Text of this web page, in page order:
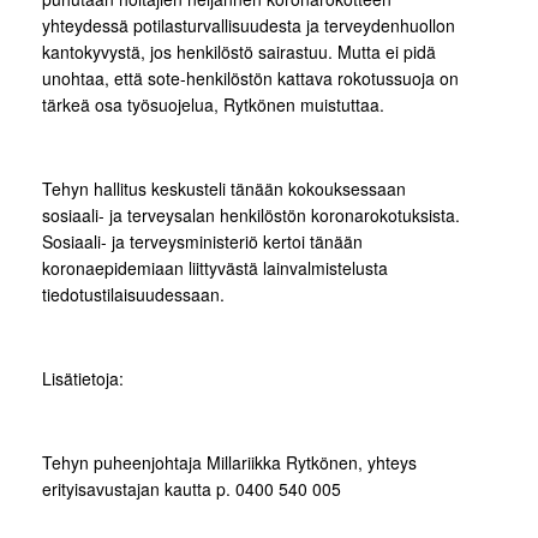
yhteydessä potilasturvallisuudesta ja terveydenhuollon
kantokyvystä, jos henkilöstö sairastuu. Mutta ei pidä
unohtaa, että sote-henkilöstön kattava rokotussuoja on
tärkeä osa työsuojelua, Rytkönen muistuttaa.
Tehyn hallitus keskusteli tänään kokouksessaan
sosiaali- ja terveysalan henkilöstön koronarokotuksista.
Sosiaali- ja terveysministeriö kertoi tänään
koronaepidemiaan liittyvästä lainvalmistelusta
tiedotustilaisuudessaan.
Lisätietoja:
Tehyn puheenjohtaja Millariikka Rytkönen, yhteys
erityisavustajan kautta p. 0400 540 005